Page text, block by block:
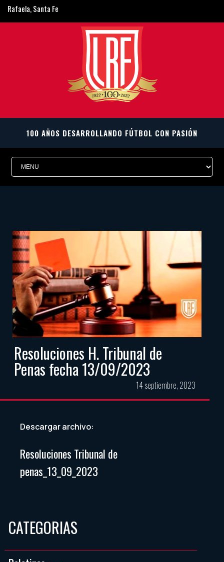
Rafaela, Santa Fe
ligarafaelina@gmail.com
Resoluciones H. Tribunal de
Penas fecha 13/09/2023
14 septiembre, 2023
Descargar archivo:
Resoluciones Tribunal de
penas_13_09_2023
CATEGORIAS